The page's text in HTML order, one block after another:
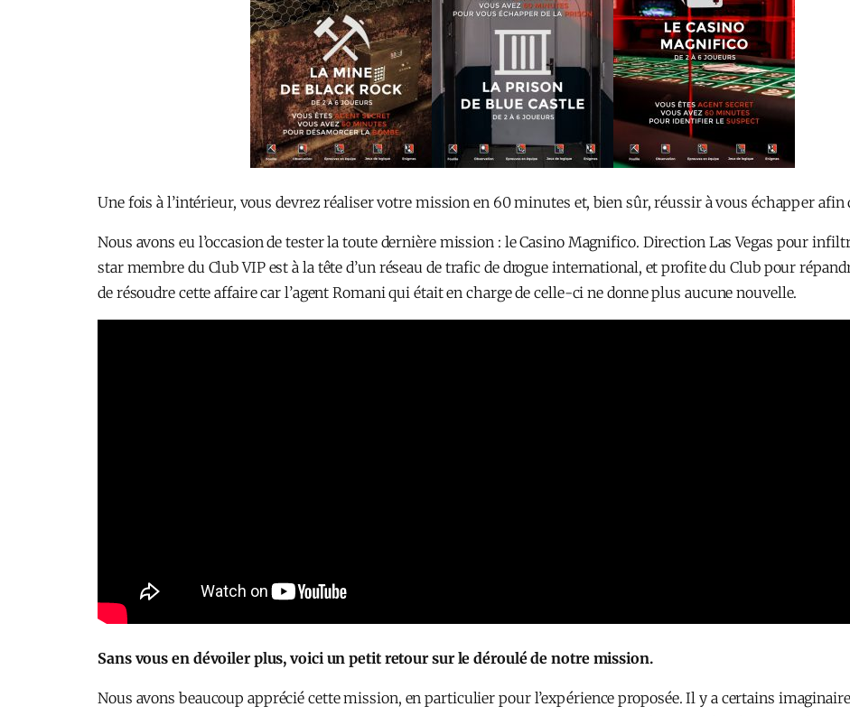
Une fois à l’intérieur, vous devrez réaliser votre mission en 60 minutes et, bien sûr, réussir à vous échapper
Nous avons eu l’occasion de tester la toute dernière mission : le Casino Magnifico. Direction Las Vegas pour
star membre du Club VIP est à la tête d’un réseau de trafic de drogue international, et profite du Club pour répandre
de résoudre cette affaire car l’agent Romani qui était en charge de celle-ci ne donne plus aucune nouvelle.
Sans vous en dévoiler plus, voici un petit retour sur le déroulé de notre mission.
Nous avons beaucoup apprécié cette mission, en particulier pour l’expérience proposée. Il y a certains